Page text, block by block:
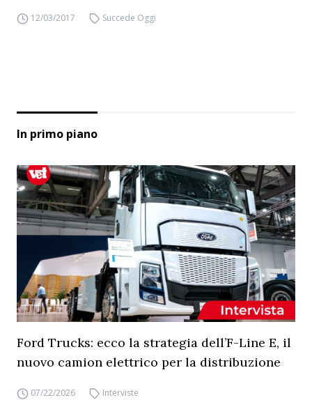
12/03/2017 Succede Oggi
In primo piano
Ford Trucks: ecco la strategia dell’F-Line E, il
nuovo camion elettrico per la distribuzione
07/22/2026 Interviste